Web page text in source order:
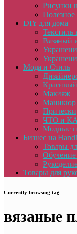
Рисунки
Полезное
DIY для дома
Текстиль
Вязаный
Мода и Стиль
Красивый
Макияж
Маникюр
Прически
ЧТО и
Модные
Бизнес на
Товары
Обучение
Товары для
Currently browsing tag
вязаные